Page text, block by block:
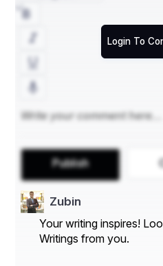
Login To
Publish
Zubin
Your writing inspires!
Writings from you.